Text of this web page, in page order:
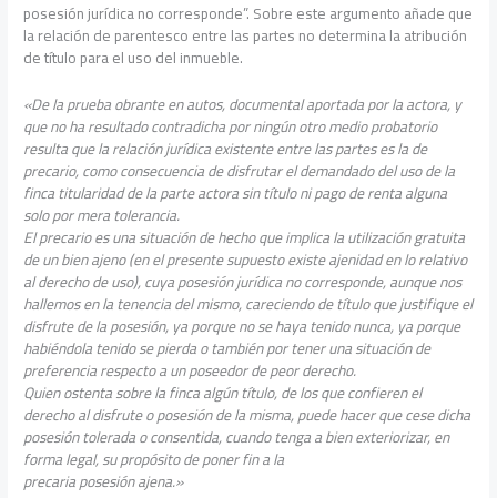
posesión jurídica no corresponde”. Sobre este argumento añade que
la relación de parentesco entre las partes no determina la atribución
de título para el uso del inmueble.
«De la prueba obrante en autos, documental aportada por la actora, y
que no ha resultado contradicha por ningún otro medio probatorio
resulta que la relación jurídica existente entre las partes es la de
precario, como consecuencia de disfrutar el demandado del uso de la
finca titularidad de la parte actora sin título ni pago de renta alguna
solo por mera tolerancia.
El precario es una situación de hecho que implica la utilización gratuita
de un bien ajeno (en el presente supuesto existe ajenidad en lo relativo
al derecho de uso), cuya posesión jurídica no corresponde, aunque nos
hallemos en la tenencia del mismo, careciendo de título que justifique el
disfrute de la posesión, ya porque no se haya tenido nunca, ya porque
habiéndola tenido se pierda o también por tener una situación de
preferencia respecto a un poseedor de peor derecho.
Quien ostenta sobre la finca algún título, de los que confieren el
derecho al disfrute o posesión de la misma, puede hacer que cese dicha
posesión tolerada o consentida, cuando tenga a bien exteriorizar, en
forma legal, su propósito de poner fin a la
precaria posesión ajena.»